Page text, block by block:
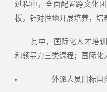
过程中，全面配置跨文化
板，针对性地开展培养，培
其中，国际化人才培
和领导力三类课程；国际化
外派人员目标国